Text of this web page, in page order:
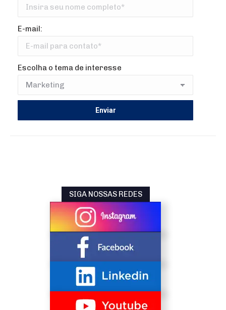
E-mail:
Escolha o tema de interesse
SIGA NOSSAS REDES